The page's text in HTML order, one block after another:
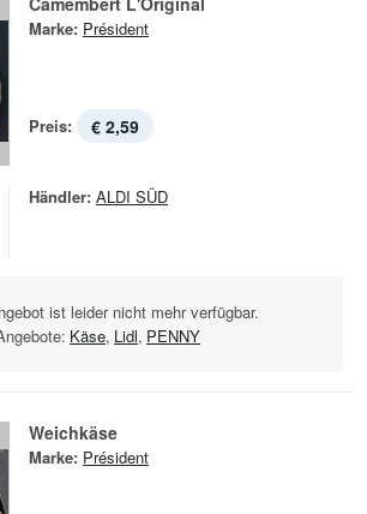
Marke: Président
Preis: € 2,59
Händler: ALDI SÜD
ist leider nicht mehr verfügbar.
Käse, Lidl, PENNY
Weichkäse
Marke: Président